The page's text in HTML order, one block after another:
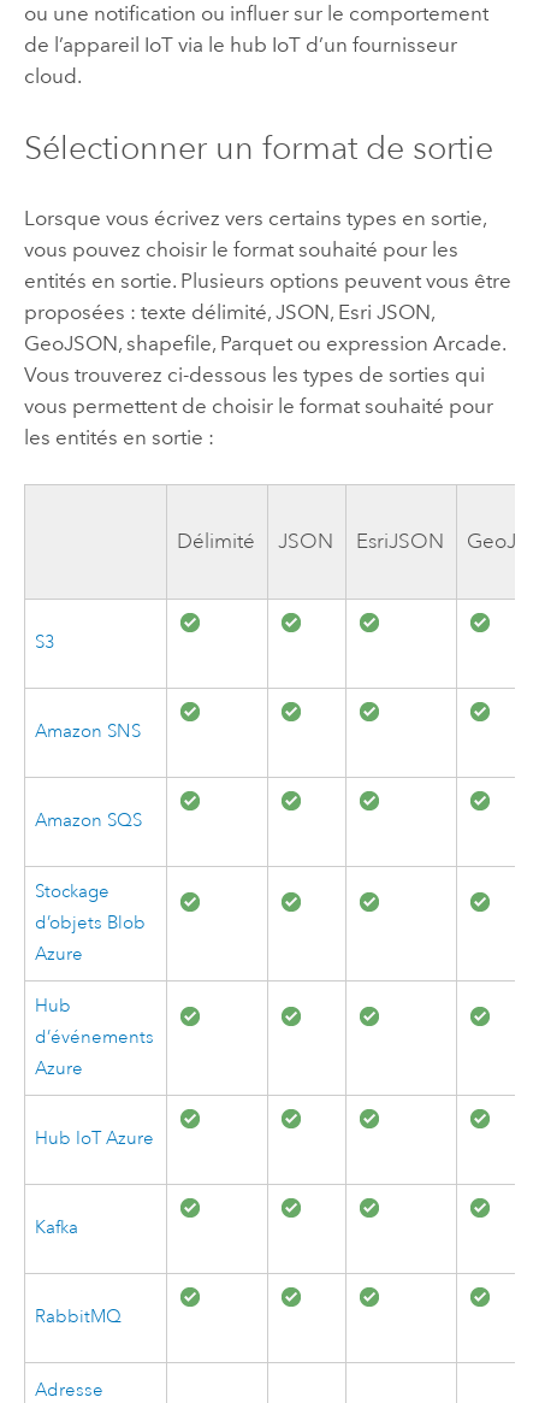
ou une notification ou influer sur le comportement
de l’appareil IoT via le hub IoT d’un fournisseur
cloud.
Sélectionner un format de sortie
Lorsque vous écrivez vers certains types en sortie,
vous pouvez choisir le format souhaité pour les
entités en sortie. Plusieurs options peuvent vous être
proposées : texte délimité, JSON, Esri JSON,
GeoJSON, shapefile, Parquet ou expression Arcade.
Vous trouverez ci-dessous les types de sorties qui
vous permettent de choisir le format souhaité pour
les entités en sortie :
Délimité JSON EsriJSON
S3
Amazon SNS
Amazon SQS
Stockage
d’objets Blob
Azure
Hub
d’événements
Azure
Hub IoTAzure
Kafka
RabbitMQ
Adresse